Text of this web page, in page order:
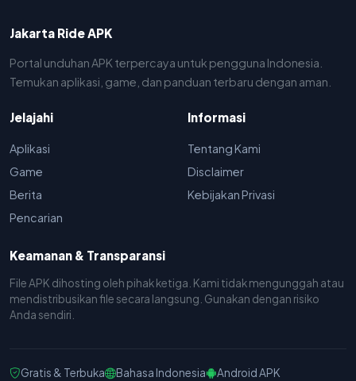
Jakarta Ride APK
Portal unduhan APK terpercaya untuk pengguna Indonesia.
Temukan aplikasi, game, dan panduan terbaru dengan aman.
Jelajahi
Aplikasi
Game
Berita
Pencarian
Informasi
Tentang Kami
Disclaimer
Kebijakan Privasi
Keamanan & Transparansi
File APK dihosting oleh pihak ketiga. Kami tidak mengunggah atau
mendistribusikan file secara langsung. Gunakan dengan risiko
Anda sendiri.
Gratis & Terbuka Bahasa Indonesia
Android APK